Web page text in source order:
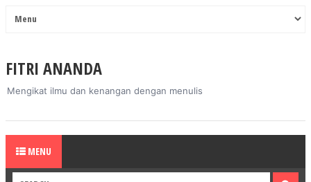
FITRI ANANDA
Mengikat ilmu dan kenangan dengan menulis
MENU